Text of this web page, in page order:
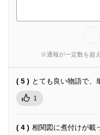
※通報が一定数を超
( 5 ) とても良い物語で、
1
( 4 ) 相関図に煮付けが載